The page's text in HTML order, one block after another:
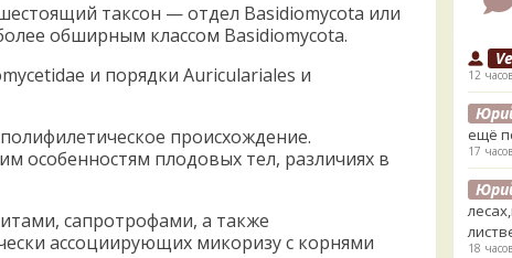
таксон — отдел Basidiomycota или
обширным классом Basidiomycota.
и порядки Auriculariales и
происхождение.
особенностям плодовых тел, различиях в
сапротрофами, а также
ассоциирующих микоризу с корнями
12
ещё
17
18